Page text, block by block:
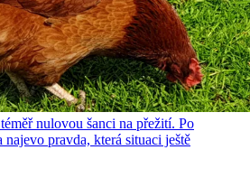
nulovou šanci na přežití. Po
najevo pravda, která situaci ještě